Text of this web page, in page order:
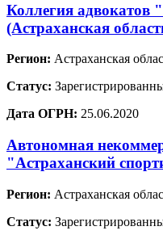
Коллегия адвокатов
(Астраханская
Регион: Астраханская
Статус:
Дата ОГРН: 25.06.2020
Автономная
"Астраханский
Регион: Астраханская
Статус: